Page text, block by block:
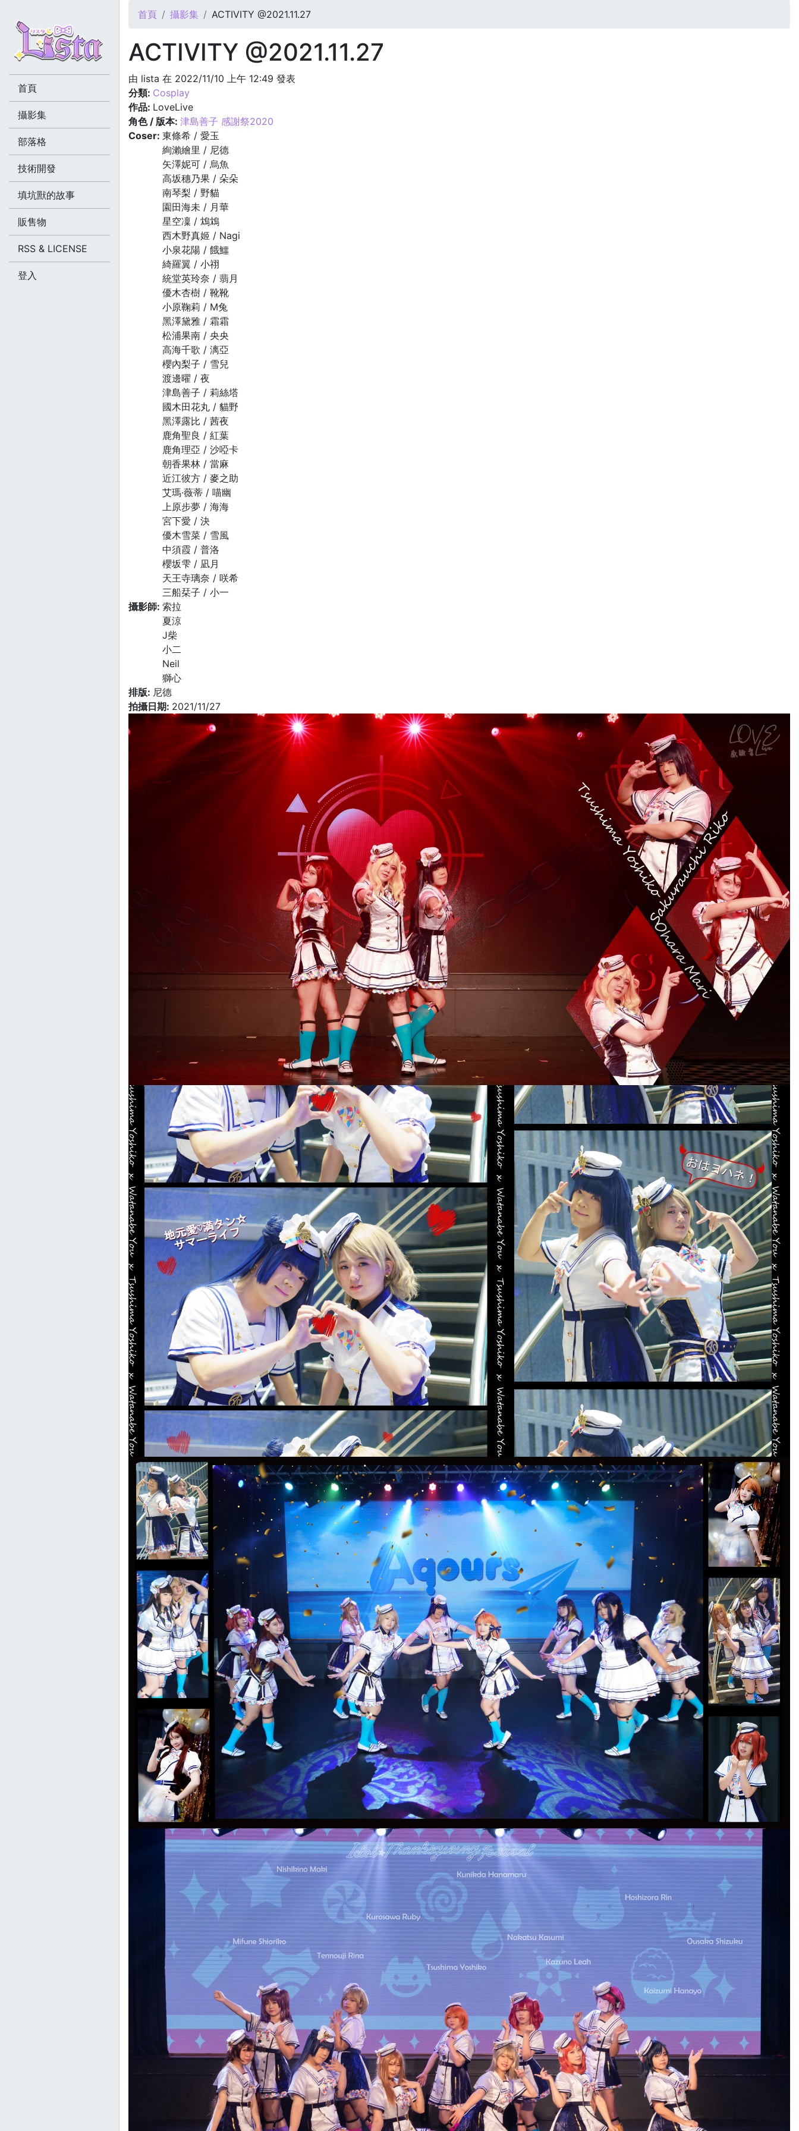
您在這裡
首頁 攝影集 ACTIVITY @2021.11.27
ACTIVITY @2021.11.27
由 lista 在 2022/11/10 上午 12:49 發表
分類: Cosplay
作品: LoveLive
角色 / 版本: 津島善子 感謝祭2020
Coser: 東條希 / 愛玉
絢瀨繪里 / 尼德
矢澤妮可 / 烏魚
高坂穗乃果 / 朵朵
南琴梨 / 野貓
園田海未 / 月華
星空凜 / 鴆鴆
西木野真姬 / Nagi
小泉花陽 / 餓鱷
綺羅翼 / 小祤
統堂英玲奈 / 翡月
優木杏樹 / 靴靴
小原鞠莉 / M兔
黑澤黛雅 / 霜霜
松浦果南 / 央央
高海千歌 / 漓亞
櫻內梨子 / 雪兒
渡邊曜 / 夜
津島善子 / 莉絲塔
國木田花丸 / 貓野
黑澤露比 / 茜夜
鹿角聖良 / 紅葉
鹿角理亞 / 沙啞卡
朝香果林 / 當麻
近江彼方 / 麥之助
艾瑪·薇蒂 / 喵幽
上原步夢 / 海海
宮下愛 / 決
優木雪菜 / 雪風
中須霞 / 普洛
櫻坂雫 / 凪月
天王寺璃奈 / 咲希
三船栞子 / 小一
攝影師: 索拉
夏涼
J柴
小二
Neil
獅心
排版: 尼德
拍攝日期: 2021/11/27
首頁
攝影集
部落格
技術開發
填坑獸的故事
販售物
RSS & LICENSE
登入